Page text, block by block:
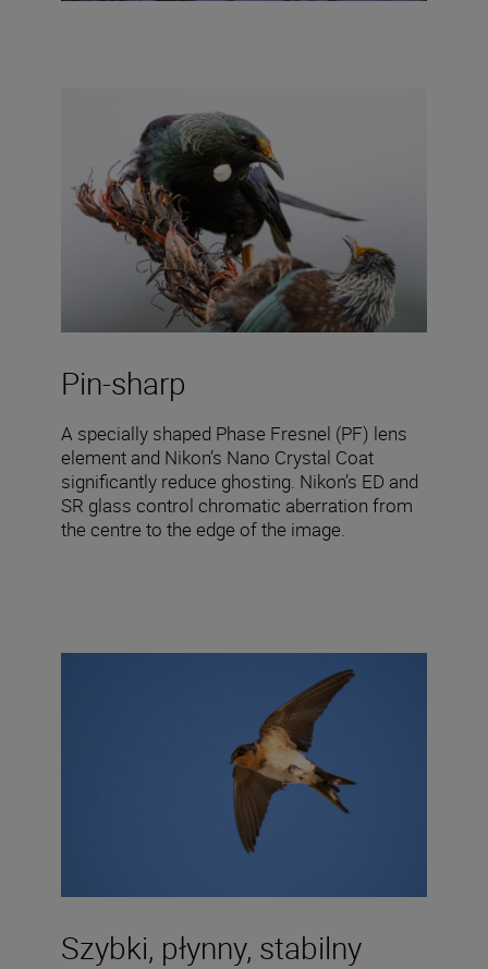
Pin-sharp
A specially shaped Phase Fresnel (PF) lens
element and Nikon’s Nano Crystal Coat
significantly reduce ghosting. Nikon’s ED and
SR glass control chromatic aberration from
the centre to the edge of the image.
Szybki, płynny, stabilny